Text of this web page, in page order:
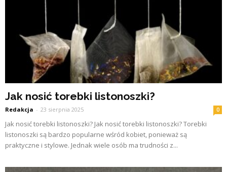
Jak nosić torebki listonoszki?
Redakcja - 23 sierpnia 2025 0
Jak nosić torebki listonoszki? Jak nosić torebki listonoszki? Torebki
listonoszki są bardzo popularne wśród kobiet, ponieważ są
praktyczne i stylowe. Jednak wiele osób ma trudności z...